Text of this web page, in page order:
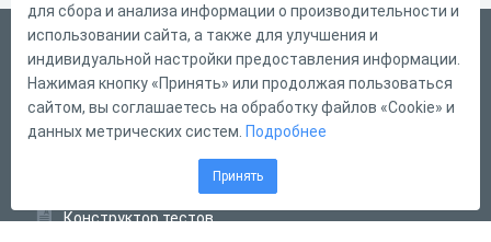
Русский
Справка
Форма обратной связи
Конструктор тестов
для сбора и анализа информации о производительности и
использовании сайта, а также для улучшения и
индивидуальной настройки предоставления информации.
Нажимая кнопку «Принять» или продолжая пользоваться
сайтом, вы соглашаетесь на обработку файлов «Cookie» и
данных метрических систем. Подробнее
Принять